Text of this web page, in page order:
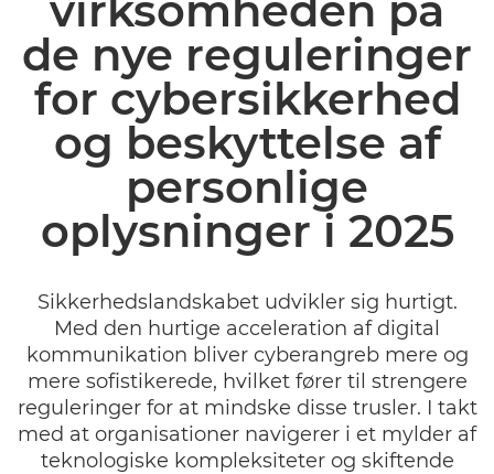
de nye reguleringer
for cybersikkerhed
og beskyttelse af
personlige
oplysninger i 2025
Sikkerhedslandskabet udvikler sig hurtigt.
Med den hurtige acceleration af digital
kommunikation bliver cyberangreb mere og
mere sofistikerede, hvilket fører til strengere
reguleringer for at mindske disse trusler. I takt
med at organisationer navigerer i et mylder af
teknologiske kompleksiteter og skiftende